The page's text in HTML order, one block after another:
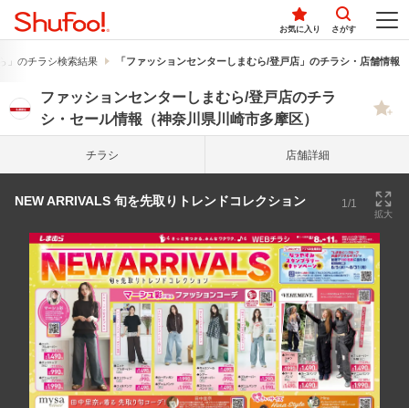
お気に入り さがす
」のチラシ検索結果 「ファッションセンターしまむら/登戸店」のチラシ・店舗情報
ファッションセンターしまむら/登戸店のチラ
シ・セール情報（神奈川県川崎市多摩区）
チラシ 店舗詳細
NEW ARRIVALS 旬を先取りトレンドコレクション 1/1
拡大